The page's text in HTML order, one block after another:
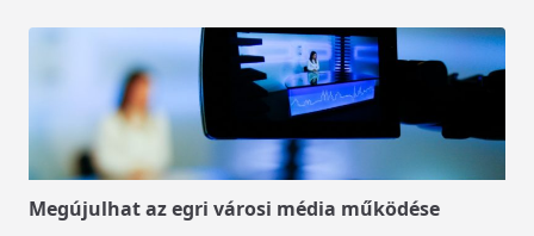
Megújulhat az egri városi média működése